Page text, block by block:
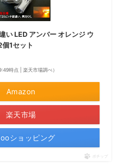
い LED アンバー オレンジ ウ
1セット
時点 | 楽天市場調べ）
Amazon
楽天市場
ショッピング
ポチップ